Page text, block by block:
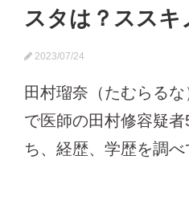
スタは？ススキ
2023/07/24
田村瑠奈（たむらる
で医師の田村修容疑
ち、経歴、学歴を調べ